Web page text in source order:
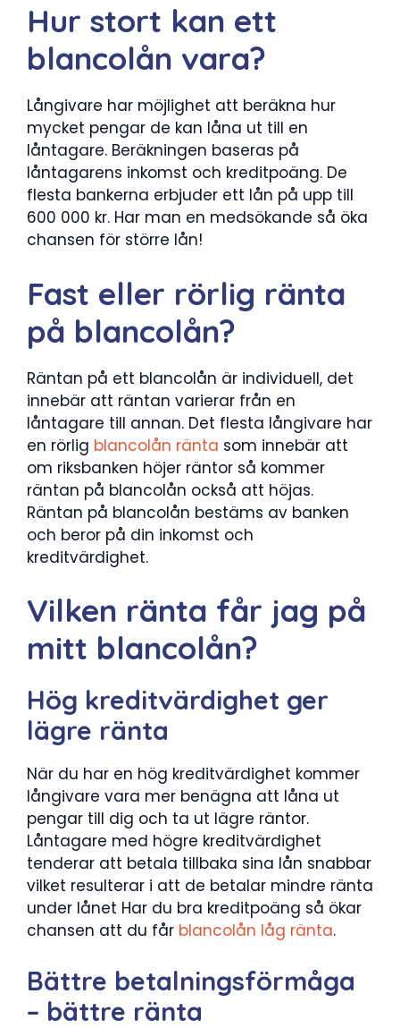
Hur stort kan ett
blancolån vara?
Långivare har möjlighet att beräkna hur
mycket pengar de kan låna ut till en
låntagare. Beräkningen baseras på
låntagarens inkomst och kreditpoäng. De
flesta bankerna erbjuder ett lån på upp till
600 000 kr. Har man en medsökande så öka
chansen för större lån!
Fast eller rörlig ränta
på blancolån?
Räntan på ett blancolån är individuell, det
innebär att räntan varierar från en
låntagare till annan. Det flesta långivare har
en rörlig blancolån ränta som innebär att
om riksbanken höjer räntor så kommer
räntan på blancolån också att höjas.
Räntan på blancolån bestäms av banken
och beror på din inkomst och
kreditvärdighet.
Vilken ränta får jag på
mitt blancolån?
Hög kreditvärdighet ger
lägre ränta
När du har en hög kreditvärdighet kommer
långivare vara mer benägna att låna ut
pengar till dig och ta ut lägre räntor.
Låntagare med högre kreditvärdighet
tenderar att betala tillbaka sina lån snabbar
vilket resulterar i att de betalar mindre ränta
under lånet Har du bra kreditpoäng så ökar
chansen att du får blancolån låg ränta.
Bättre betalningsförmåga
– bättre ränta